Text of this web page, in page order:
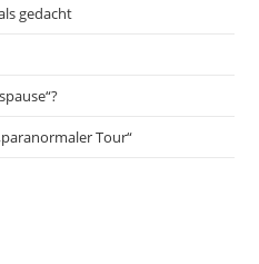
gedacht
Tour“